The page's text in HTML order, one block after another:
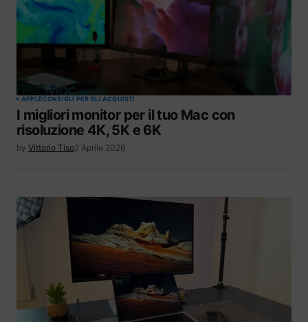
APPLECONSIGLI PER GLI ACQUISTI
I migliori monitor per il tuo Mac con
risoluzione 4K, 5K e 6K
by Vittorio Tiso2 Aprile 2026